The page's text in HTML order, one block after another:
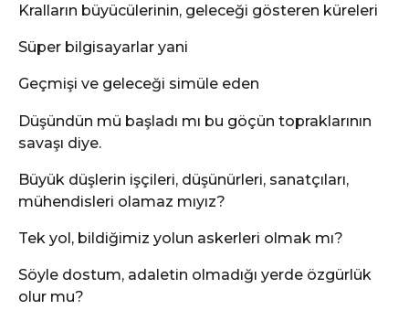
Kralların büyücülerinin, geleceği gösteren küreleri
Süper bilgisayarlar yani
Geçmişi ve geleceği simüle eden
Düşündün mü başladı mı bu göçün topraklarının
savaşı diye.
Büyük düşlerin işçileri, düşünürleri, sanatçıları,
mühendisleri olamaz mıyız?
Tek yol, bildiğimiz yolun askerleri olmak mı?
Söyle dostum, adaletin olmadığı yerde özgürlük
olur mu?